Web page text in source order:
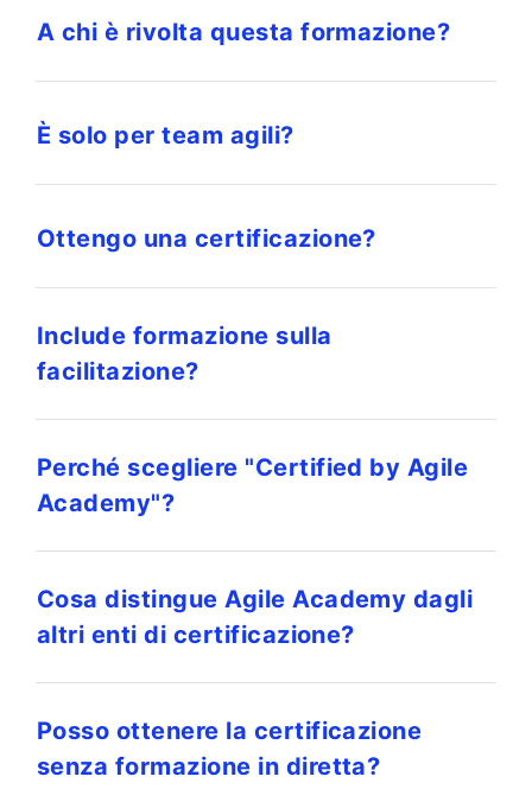
A chi è rivolta questa formazione?
È solo per team agili?
Ottengo una certificazione?
Include formazione sulla
facilitazione?
Perché scegliere "Certified by Agile
Academy"?
Cosa distingue Agile Academy dagli
altri enti di certificazione?
Posso ottenere la certificazione
senza formazione in diretta?